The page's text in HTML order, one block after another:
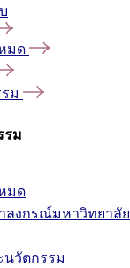
มด
ม
รม
มด
ลงกรณ์มหาวิทยาลัย
นวัตกรรม